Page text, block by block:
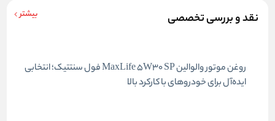
نقد و بررسی تخصصی بیشتر
روغن موتور والوالین MaxLife 5W30 SP فول سنتتیک؛ انتخابی
ایده‌آل برای خودروهای با کارکرد بالا